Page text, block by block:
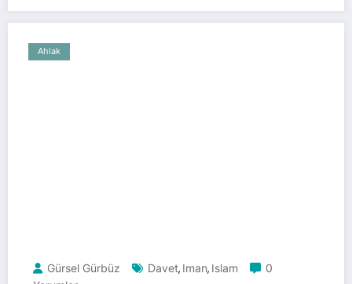
Ahlak
Gürsel Gürbüz Davet, Iman, Islam
0